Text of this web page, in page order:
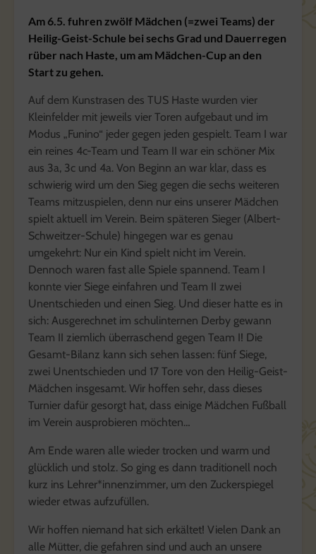
Am 6.5. fuhren zwölf Mädchen (=zwei Teams) der
Heilig-Geist-Schule bei sechs Grad und Dauerregen
rüber nach Haste, um am Mädchen-Cup an den
Start zu gehen.
Auf dem Kunstrasen des TUS Haste wurden vier
Kleinfelder mit jeweils vier Toren aufgebaut und im
Modus „Funino“ jeder gegen jeden gespielt. Team I war
ein reines 4c-Team und Team II war ein schöner Mix
aus 3a, 3c und 4a. Von Beginn an war klar, dass es
schwierig wird um den Sieg gegen die sechs weiteren
Teams mitzuspielen, denn nur eins unserer Mädchen
spielt aktuell im Verein. Beim späteren Sieger (Albert-
Schweitzer-Schule) hingegen war es genau
umgekehrt: Nur ein Kind spielt nicht im Verein.
Dennoch waren fast alle Spiele spannend. Team I
konnte vier Siege einfahren und Team II zwei
Unentschieden und einen Sieg. Und dieser hatte es in
sich: Ausgerechnet im schulinternen Derby gewann
Team II ziemlich überraschend gegen Team I! Die
Gesamt-Bilanz kann sich sehen lassen: fünf Siege,
zwei Unentschieden und 17 Tore von den Heilig-Geist-
Mädchen insgesamt. Wir hoffen sehr, dass dieses
Turnier dafür gesorgt hat, dass einige Mädchen Fußball
im Verein ausprobieren möchten…
Am Ende waren alle wieder trocken und warm und
glücklich und stolz. So ging es dann traditionell noch
kurz ins Lehrer*innenzimmer, um den Zuckerspiegel
wieder etwas aufzufüllen.
Wir hoffen niemand hat sich erkältet! Vielen Dank an
alle Mütter, die gefahren sind und auch an unsere